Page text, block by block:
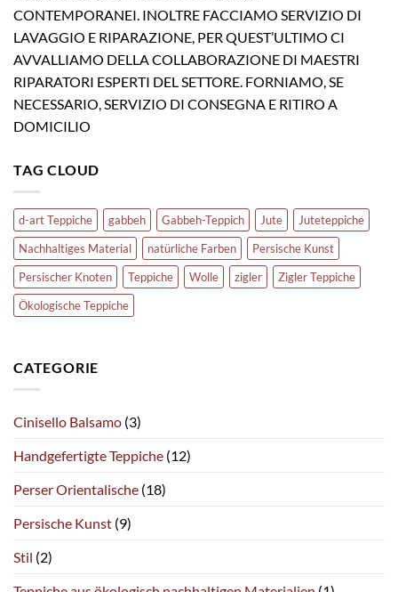
CONTEMPORANEI. INOLTRE FACCIAMO SERVIZIO DI
LAVAGGIO E RIPARAZIONE, PER QUEST’ULTIMO CI
AVVALLIAMO DELLA COLLABORAZIONE DI MAESTRI
RIPARATORI ESPERTI DEL SETTORE. FORNIAMO, SE
NECESSARIO, SERVIZIO DI CONSEGNA E RITIRO A
DOMICILIO
TAG CLOUD
d-art Teppiche gabbeh Gabbeh-Teppich Jute
Juteteppiche
Nachhaltiges Material
natürliche Farben
Persische Kunst
Persischer Knoten
Teppiche Wolle zigler
Zigler Teppiche
Ökologische Teppiche
CATEGORIE
Cinisello Balsamo (3)
Handgefertigte Teppiche (12)
Perser Orientalische (18)
Persische Kunst (9)
Stil (2)